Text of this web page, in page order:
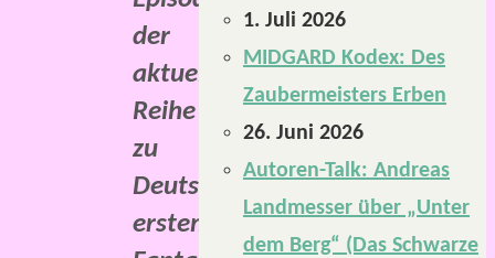
der
aktuellen
Reihe
zu
Deutschlands
erstem
1. Juli 2026
MIDGARD Kodex: Des
Zaubermeisters Erben
26. Juni 2026
Autoren-Talk: Andreas
Landmesser über „Unter
dem Berg“ (Das Schwarze